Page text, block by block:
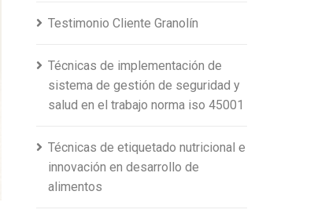
Testimonio Cliente Granolín
Técnicas de implementación de
sistema de gestión de seguridad y
salud en el trabajo norma iso 45001
Técnicas de etiquetado nutricional e
innovación en desarrollo de
alimentos